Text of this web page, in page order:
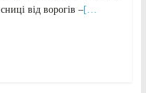
від ворогів –[…